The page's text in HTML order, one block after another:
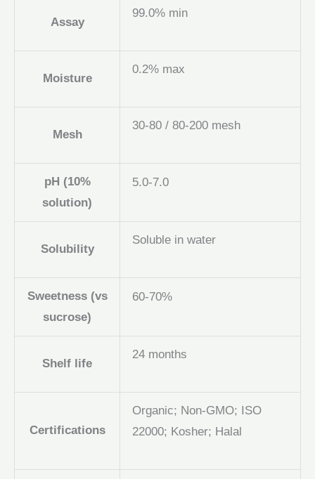
Assay
99.0% min
Moisture
0.2% max
Mesh
30-80 / 80-200 mesh
pH (10%
solution)
5.0-7.0
Solubility
Soluble in water
Sweetness (vs
sucrose)
60-70%
Shelf life
24 months
Certifications
Organic; Non-GMO; ISO
22000; Kosher; Halal